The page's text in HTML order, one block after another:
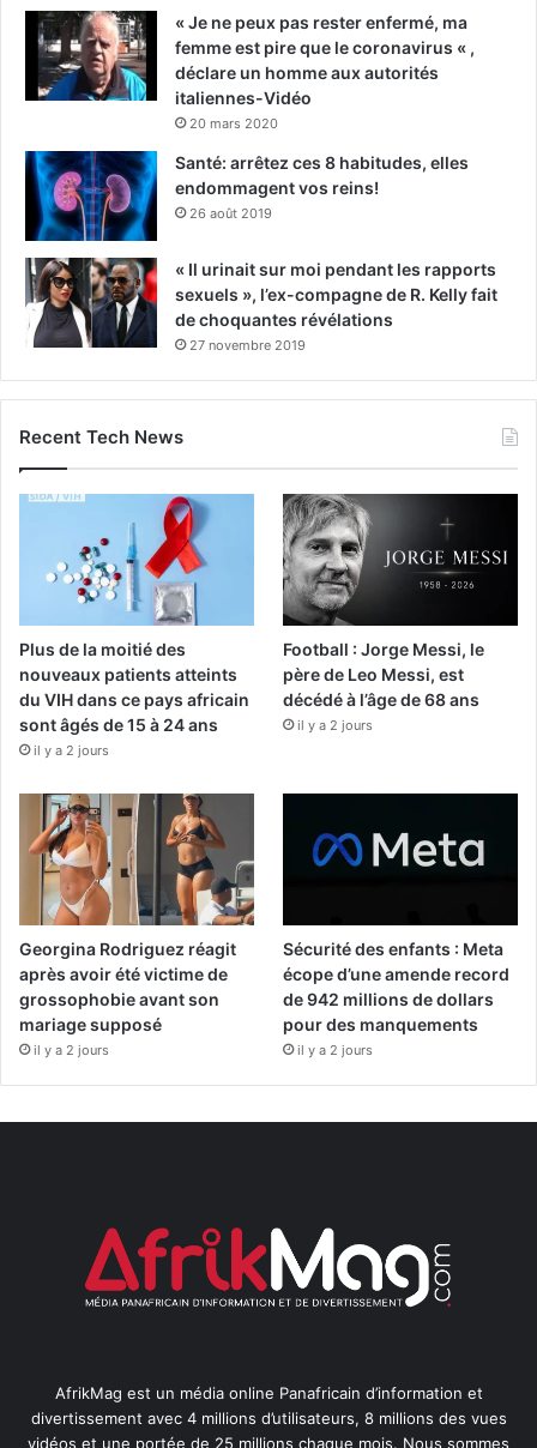
« Je ne peux pas rester enfermé, ma
femme est pire que le coronavirus « ,
déclare un homme aux autorités
italiennes-Vidéo
20 mars 2020
Santé: arrêtez ces 8 habitudes, elles
endommagent vos reins!
26 août 2019
« Il urinait sur moi pendant les rapports
sexuels », l’ex-compagne de R. Kelly fait
de choquantes révélations
27 novembre 2019
Recent Tech News
Plus de la moitié des
nouveaux patients atteints
du VIH dans ce pays africain
sont âgés de 15 à 24 ans
il y a 2 jours
Football : Jorge Messi, le
père de Leo Messi, est
décédé à l’âge de 68 ans
il y a 2 jours
Georgina Rodriguez réagit
après avoir été victime de
grossophobie avant son
mariage supposé
il y a 2 jours
Sécurité des enfants : Meta
écope d’une amende record
de 942 millions de dollars
pour des manquements
il y a 2 jours
AfrikMag est un média online Panafricain d’information et
divertissement avec 4 millions d’utilisateurs, 8 millions des vues
vidéos et une portée de 25 millions chaque mois. Nous sommes